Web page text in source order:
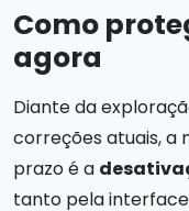
Como
agora
Diante da
correções atuais, a
prazo é a
tanto pela